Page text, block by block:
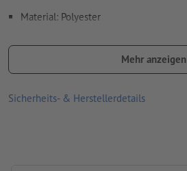
Material: Polyester
Druckstand: mittig auf der Stirn
Mehr anzeigen
Sicherheits- & Herstellerdetails